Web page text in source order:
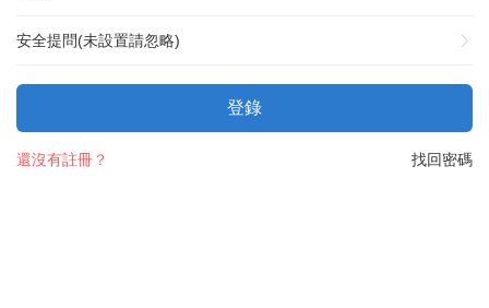
安全提問(未設置請忽略)
登錄
找回密碼
還沒有註冊？